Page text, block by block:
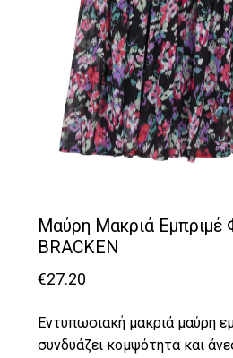
Μαύρη Μακριά Εμπριμέ
BRACKEN
€27.20
Εντυπωσιακή μακριά μαύρη
συνδυάζει κομψότητα και